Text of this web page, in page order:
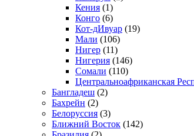
Кения (1)
Конго (6)
Кот-дИвуар (19)
Мали (106)
Нигер (11)
Нигерия (146)
Сомали (110)
Центральноафриканская
Бангладеш (2)
Бахрейн (2)
Белоруссия (3)
Ближний Восток (142)